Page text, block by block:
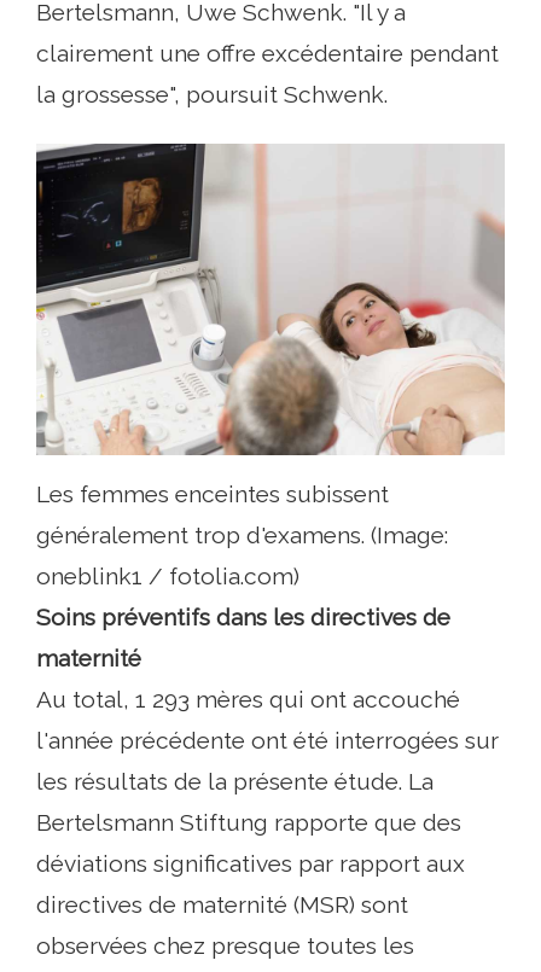
Bertelsmann, Uwe Schwenk. "Il y a
clairement une offre excédentaire pendant
la grossesse", poursuit Schwenk.
Les femmes enceintes subissent
généralement trop d'examens. (Image:
oneblink1 / fotolia.com)
Soins préventifs dans les directives de
maternité
Au total, 1 293 mères qui ont accouché
l'année précédente ont été interrogées sur
les résultats de la présente étude. La
Bertelsmann Stiftung rapporte que des
déviations significatives par rapport aux
directives de maternité (MSR) sont
observées chez presque toutes les